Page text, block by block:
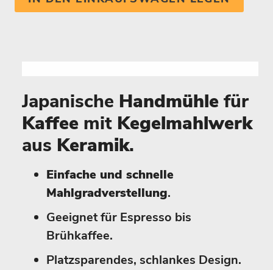
Japanische Handmühlefür
Kaffee mit Kegelmahlwerk
aus Keramik.
Einfache und schnelle
Mahlgradverstellung.
Geeignet für Espresso bis
Brühkaffee.
Platzsparendes, schlankes Design.